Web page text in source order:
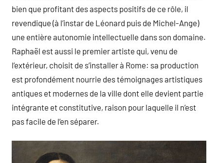
bien que profitant des aspects positifs de ce rôle, il
revendique (à l’instar de Léonard puis de Michel-Ange)
une entière autonomie intellectuelle dans son domaine.
Raphaël est aussi le premier artiste qui, venu de
l’extérieur, choisit de s’installer à Rome: sa production
est profondément nourrie des témoignages artistiques
antiques et modernes de la ville dont elle devient partie
intégrante et constitutive, raison pour laquelle il n’est
pas facile de l’en séparer.